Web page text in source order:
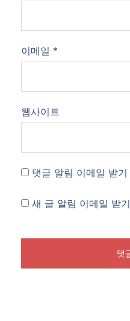
이메일 *
웹사이트
댓글 알림 이메일 받기
새 글 알림 이메일 받기